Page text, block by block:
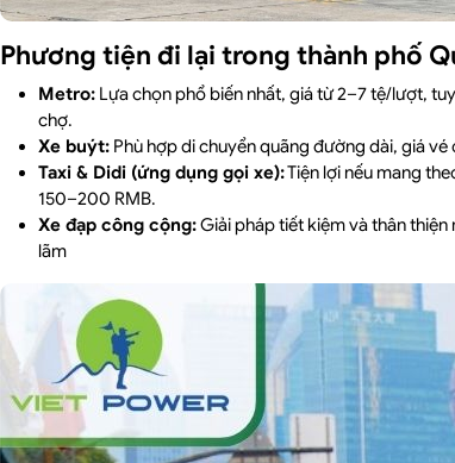
Phương tiện đi lại trong thành phố
Metro: Lựa chọn phổ biến nhất, giá từ 2–7 tệ/lượt,
chợ.
Xe buýt: Phù hợp di chuyển quãng đường dài, giá vé
Taxi & Didi (ứng dụng gọi xe):Tiện lợi nếu mang
150–200 RMB.
Xe đạp công cộng:Giải pháp tiết kiệm và thân
lãm